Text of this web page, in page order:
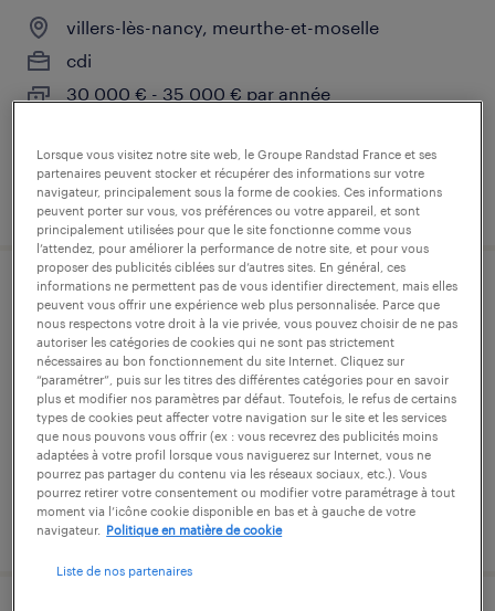
villers-lès-nancy, meurthe-et-moselle
cdi
30 000 € - 35 000 € par année
publié le 16 juillet 2026
comptable (f/h)
langres, haute-marne
cdi
45 000 € - 50 000 € par année
publié le 10 juillet 2026
Lorsque vous visitez notre site web, le Groupe Randstad France et ses
partenaires peuvent stocker et récupérer des informations sur votre
navigateur, principalement sous la forme de cookies. Ces informations
peuvent porter sur vous, vos préférences ou votre appareil, et sont
principalement utilisées pour que le site fonctionne comme vous
l’attendez, pour améliorer la performance de notre site, et pour vous
proposer des publicités ciblées sur d’autres sites. En général, ces
informations ne permettent pas de vous identifier directement, mais elles
peuvent vous offrir une expérience web plus personnalisée. Parce que
nous respectons votre droit à la vie privée, vous pouvez choisir de ne pas
autoriser les catégories de cookies qui ne sont pas strictement
nécessaires au bon fonctionnement du site Internet. Cliquez sur
“paramétrer”, puis sur les titres des différentes catégories pour en savoir
plus et modifier nos paramètres par défaut. Toutefois, le refus de certains
types de cookies peut affecter votre navigation sur le site et les services
que nous pouvons vous offrir (ex : vous recevrez des publicités moins
adaptées à votre profil lorsque vous naviguerez sur Internet, vous ne
pourrez pas partager du contenu via les réseaux sociaux, etc.). Vous
pourrez retirer votre consentement ou modifier votre paramétrage à tout
moment via l’icône cookie disponible en bas et à gauche de votre
navigateur.
Politique en matière de cookie
Liste de nos partenaires